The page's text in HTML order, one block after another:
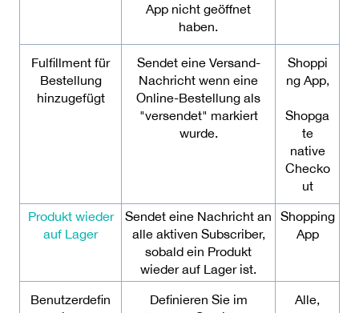
App nicht geöffnet
haben.
Fulfillment für
Bestellung
hinzugefügt
Sendet eine Versand-
Nachricht wenn eine
Online-Bestellung als
"versendet" markiert
wurde.
Shoppi
ng App,
Shopga
te
native
Checko
ut
Produkt wieder
auf Lager
Sendet eine Nachricht an
alle aktiven Subscriber,
sobald ein Produkt
wieder auf Lager ist.
Shopping
App
Benutzerdefin
Definieren Sie im
Alle,